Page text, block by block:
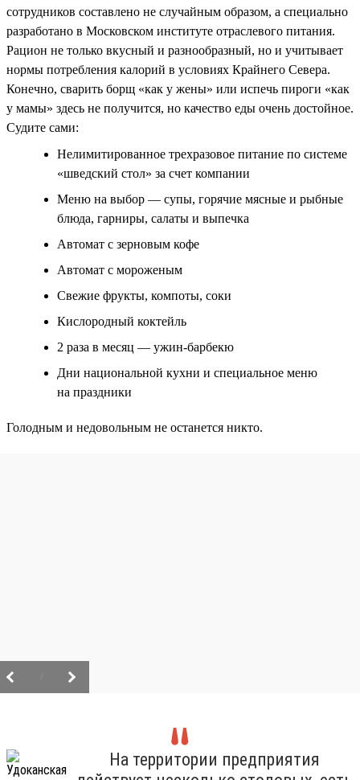
сотрудников составлено не случайным образом, а специально
разработано в Московском институте отраслевого питания.
Рацион не только вкусный и разнообразный, но и учитывает
нормы потребления калорий в условиях Крайнего Севера.
Конечно, сварить борщ «как у жены» или испечь пироги «как
у мамы» здесь не получится, но качество еды очень достойное.
Судите сами:
Нелимитированное трехразовое питание по системе
«шведский стол» за счет компании
Меню на выбор — супы, горячие мясные и рыбные
блюда, гарниры, салаты и выпечка
Автомат с зерновым кофе
Автомат с мороженым
Свежие фрукты, компоты, соки
Кислородный коктейль
2 раза в месяц — ужин-барбекю
Дни национальной кухни и специальное меню
на праздники
Голодным и недовольным не останется никто.
На территории предприятия